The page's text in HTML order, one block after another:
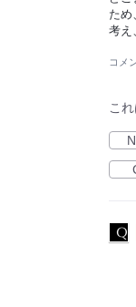
ため
考え
コメ
こ